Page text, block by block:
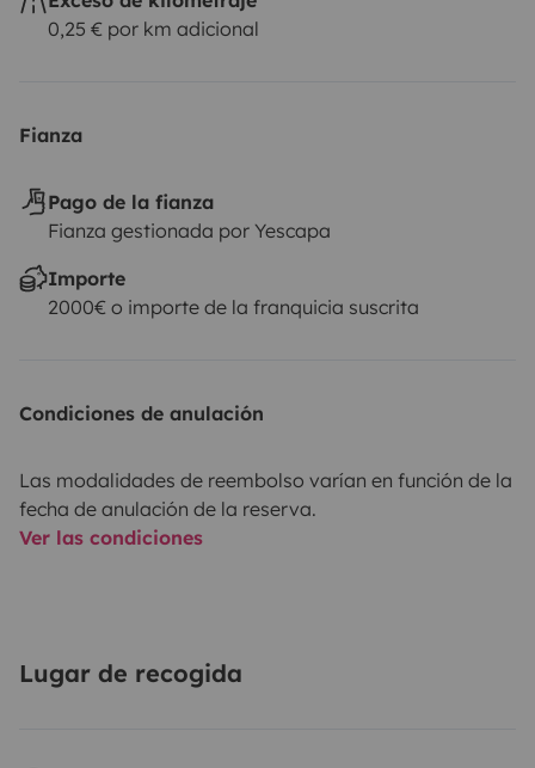
0,25 € por km adicional
Fianza
Pago de la fianza
Fianza gestionada por Yescapa
Importe
2000€ o importe de la franquicia suscrita
Condiciones de anulación
Las modalidades de reembolso varían en función de la
fecha de anulación de la reserva.
Ver las condiciones
Lugar de recogida